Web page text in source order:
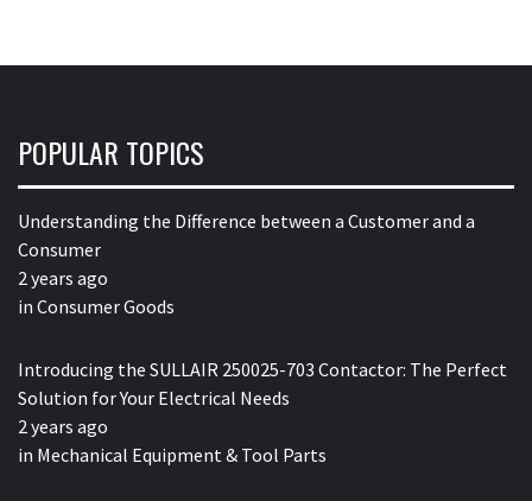
POPULAR TOPICS
Understanding the Difference between a Customer and a
Consumer
2 years ago
in Consumer Goods
Introducing the SULLAIR 250025-703 Contactor: The Perfect
Solution for Your Electrical Needs
2 years ago
in Mechanical Equipment & Tool Parts